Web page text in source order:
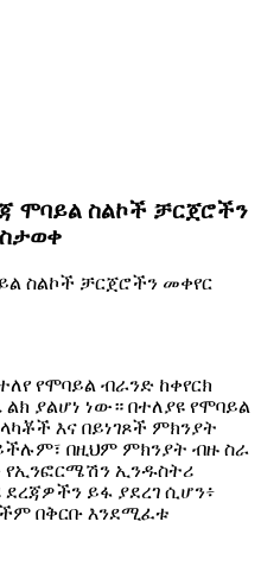
ሞባይል ስልኮች ቻርጀሮችን
ስልኮች ቻርጀሮችን መቀየር
የሞባይል ብራንድ ከቀየርክ
ያልሆነ ነው። በተለያዩ የሞባይል
እና በይነገጾች ምክንያት
በዚህም ምክንያት ብዙ ስራ
ኢንዱስትሪ
ይፋ ያደረገ ሲሆን፥
በቅርቡ እንደሚፈቱ